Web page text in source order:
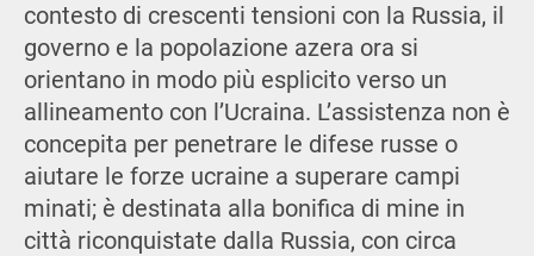
contesto di crescenti tensioni con la Russia, il
governo e la popolazione azera ora si
orientano in modo più esplicito verso un
allineamento con l’Ucraina. L’assistenza non è
concepita per penetrare le difese russe o
aiutare le forze ucraine a superare campi
minati; è destinata alla bonifica di mine in
città riconquistate dalla Russia, con circa